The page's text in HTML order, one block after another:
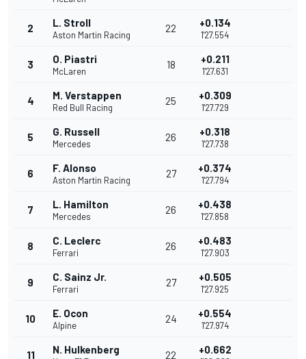
2 L. Stroll
Aston Martin Racing
22 +0.134
1'27.554
3 O. Piastri
McLaren
18 +0.211
1'27.631
4 M. Verstappen
Red Bull Racing
25 +0.309
1'27.729
5 G. Russell
Mercedes
26 +0.318
1'27.738
6 F. Alonso
Aston Martin Racing
27 +0.374
1'27.794
7 L. Hamilton
Mercedes
26 +0.438
1'27.858
8 C. Leclerc
Ferrari
26 +0.483
1'27.903
9 C. Sainz Jr.
Ferrari
27 +0.505
1'27.925
10 E. Ocon
Alpine
24 +0.554
1'27.974
11 N. Hulkenberg 22 +0.662